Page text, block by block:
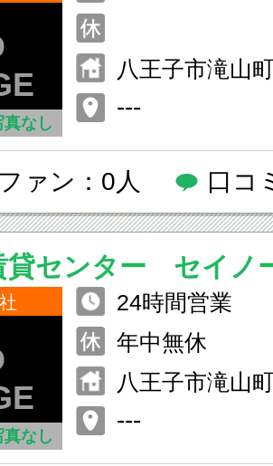
真なし
八王子市滝山
---
ファン：0人 口コ
貸センター セイノ
レス株式会社
真なし
24時間営業
年中無休
八王子市滝山
---